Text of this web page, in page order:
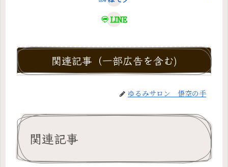
LINE
関連記事（一部広告を含む)
ゆるみサロン 悟空の手
関連記事